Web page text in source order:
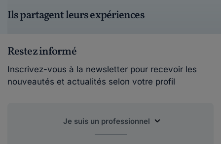
Ils partagent leurs expériences
Restez informé
Inscrivez-vous à la newsletter pour recevoir les
nouveautés et actualités selon votre profil